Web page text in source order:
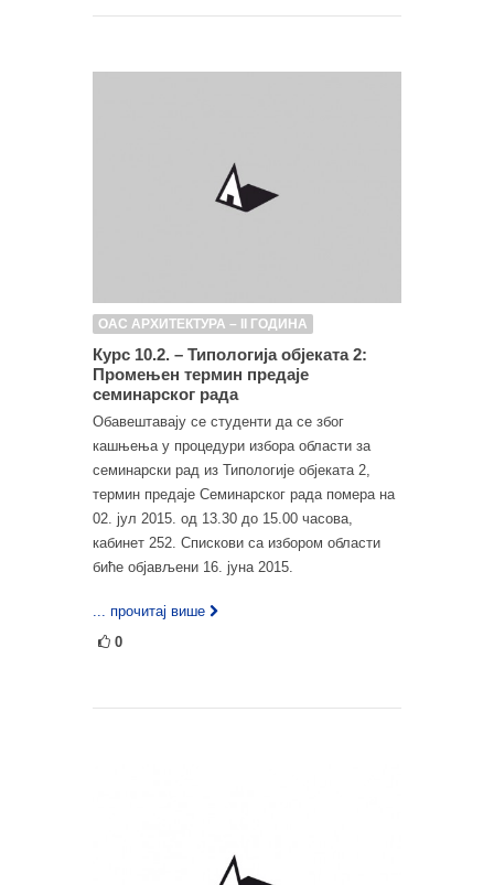
ОАС АРХИТЕКТУРА – II ГОДИНА
Курс 10.2. – Типологија објеката 2:
Промењен термин предаје
семинарског рада
Обавештавају се студенти да се због
кашњења у процедури избора области за
семинарски рад из Типологије објеката 2,
термин предаје Семинарског рада помера на
02. јул 2015. од 13.30 до 15.00 часова,
кабинет 252. Спискови са избором области
биће објављени 16. јуна 2015.
... прочитај више
0